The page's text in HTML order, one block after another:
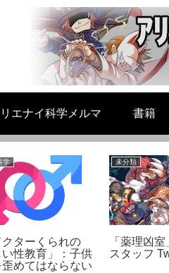
エナイ科学メルマ 書籍
学
ターくられの
い性教育」：子供
めてはならない
未分類
「薬理凶
スタッフ